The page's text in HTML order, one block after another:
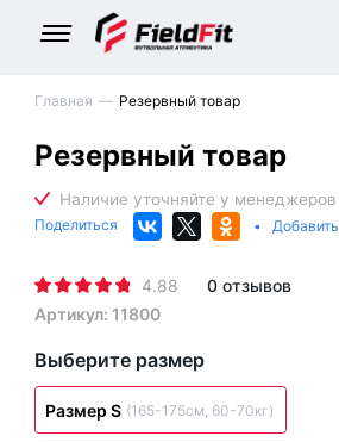
Главная Резервный товар
Резервный товар
Поделиться •
4.88
0 отзывов
Артикул: 11800
Выберите размер
Размер S (165-175см, 60-70кг)